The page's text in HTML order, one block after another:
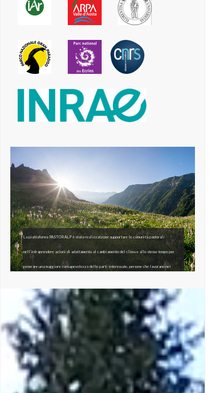
La piattaforma PASTORALP è stata realizzata per supportare le comunità pastorali
nell’intraprendere azioni di adattamento al cambiamento del clima e allo stesso tempo per
generare una maggiore consapevolezza delle parti interessate, persone che lavorano nel
montagna al cambiamento climatico, gli impatti attesi e ed eventuali strategie di adattamento.